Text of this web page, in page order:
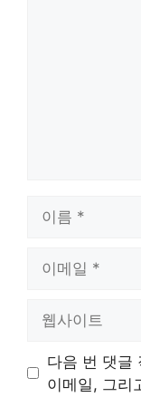
트
다음 번 댓글
이메일, 그리